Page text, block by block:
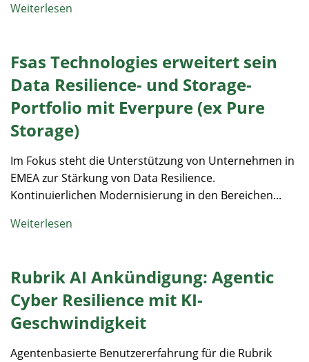
Weiterlesen
Fsas Technologies erweitert sein
Data Resilience- und Storage-
Portfolio mit Everpure (ex Pure
Storage)
Im Fokus steht die Unterstützung von Unternehmen in
EMEA zur Stärkung von Data Resilience.
Kontinuierlichen Modernisierung in den Bereichen...
Weiterlesen
Rubrik AI Ankündigung: Agentic
Cyber Resilience mit KI-
Geschwindigkeit
Agentenbasierte Benutzererfahrung für die Rubrik